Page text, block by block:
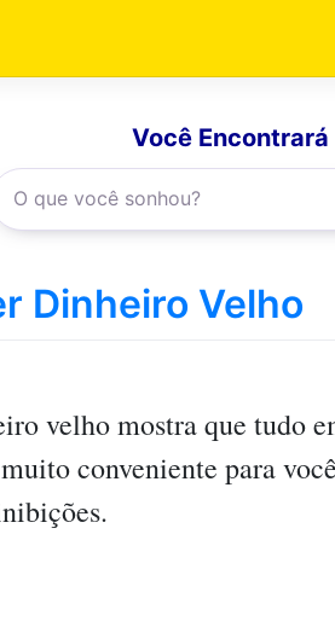
Você Encontrará
Dinheiro Velho
velhomostra que tudo
conveniente para